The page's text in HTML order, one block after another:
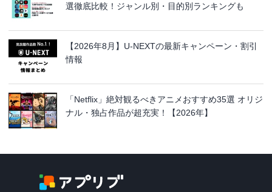
選徹底比較！ジャンル別・目的別ランキングも
【2026年8月】U-NEXTの最新キャンペーン・割引
情報
「Netflix」絶対観るべきアニメおすすめ35選 オリジ
ナル・独占作品が超充実！【2026年】